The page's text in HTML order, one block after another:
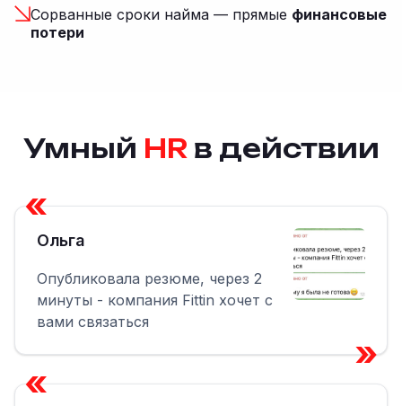
Сорванные сроки найма — прямые финансовые
потери
Умный HRв действии
«
Ольга
Опубликовала резюме, через 2
минуты - компания Fittin хочет с
вами связаться
»
«